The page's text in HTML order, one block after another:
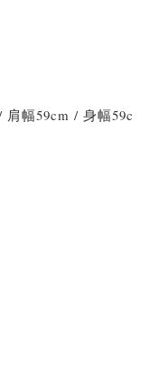
肩幅59cm / 身幅59c